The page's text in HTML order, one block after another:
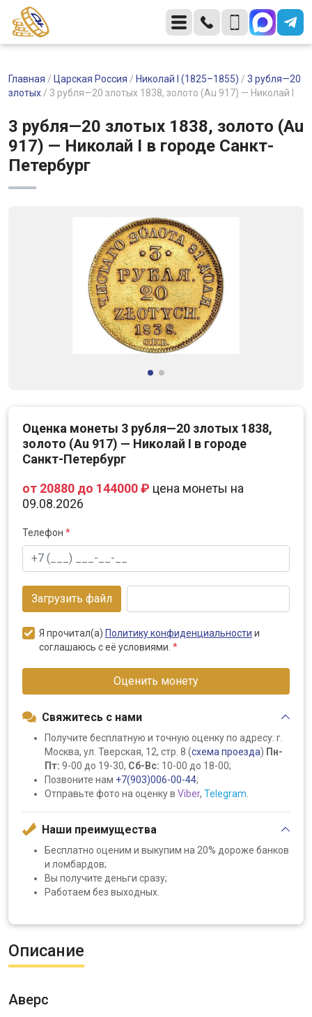
Главная / Царская Россия / Николай I (1825–1855) / 3 рубля—20
злотых / 3 рубля—20 злотых 1838, золото (Au 917) — Николай I
3 рубля—20 злотых 1838, золото (Au
917) — Николай I в городе Санкт-
Петербург
Оценка монеты 3 рубля—20 злотых 1838,
золото (Au 917) — Николай I в городе
Санкт-Петербург
от 20880 до 144000 ₽ цена монеты на
09.08.2026
Телефон *
Загрузить файл
Я прочитал(а) Политику конфиденциальности и
соглашаюсь с её условиями. *
Оценить монету
Свяжитесь с нами
Получите бесплатную и точную оценку по адресу: г.
Москва, ул. Тверская, 12, стр. 8 (схема проезда) Пн-
Пт: 9-00 до 19-30, Сб-Вс: 10-00 до 18-00;
Позвоните нам +7(903)006-00-44;
Отправьте фото на оценку в Viber, Telegram.
Наши преимущества
Бесплатно оценим и выкупим на 20% дороже банков
и ломбардов;
Вы получите деньги сразу;
Работаем без выходных.
Описание
Аверс